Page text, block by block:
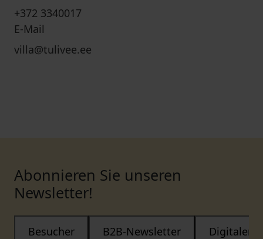
+372 3340017
E-Mail
villa@tulivee.ee
Abonnieren Sie unseren
Newsletter!
Besucher B2B-Newsletter Digitaler